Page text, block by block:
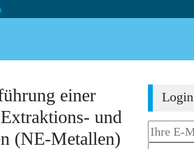
einer
und
(NE-Metallen)
Login